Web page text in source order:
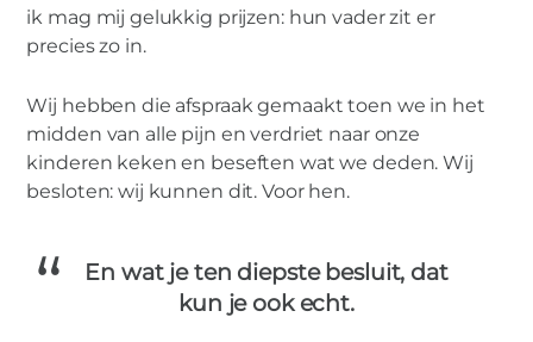
ik mag mij gelukkig prijzen: hun vader zit er
precies zo in.
Wij hebben die afspraak gemaakt toen we in het
midden van alle pijn en verdriet naar onze
kinderen keken en beseften wat we deden. Wij
besloten: wij kunnen dit. Voor hen.
En wat je ten diepste besluit, dat
kun je ook echt.